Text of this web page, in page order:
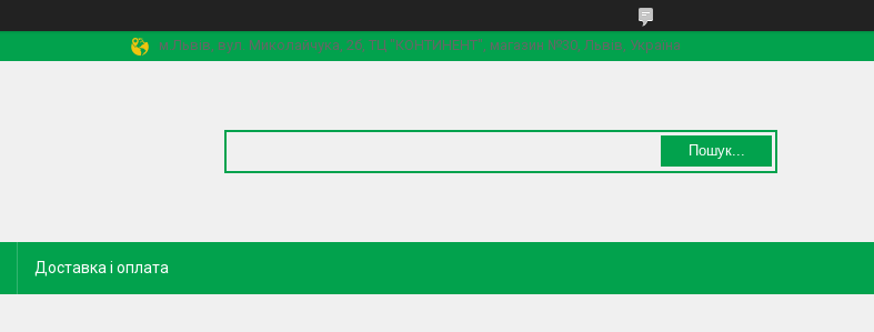
м.Львів, вул. Миколайчука, 2б, ТЦ "КОНТИНЕНТ", магазин №30, Львів, Україна
Пошук...
Доставка і оплата